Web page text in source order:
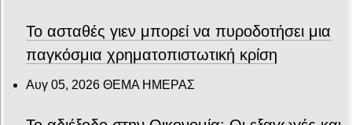
Το ασταθές γιεν μπορεί να πυροδοτήσει μια
παγκόσμια χρηματοπιστωτική κρίση
Αυγ 05, 2026 ΘΕΜΑ ΗΜΕΡΑΣ